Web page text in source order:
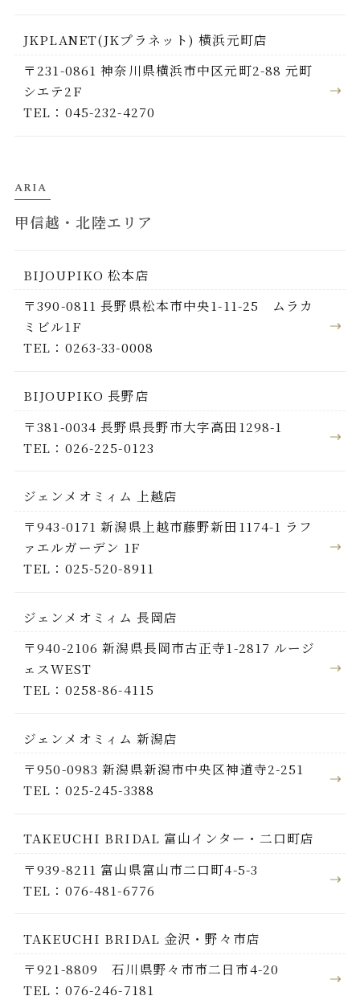
JKPLANET(JKプラネット) 横浜元町店
〒231-0861 神奈川県横浜市中区元町2-88 元町
シエテ2F
TEL：045-232-4270
ARIA
甲信越・北陸エリア
BIJOUPIKO 松本店
〒390-0811 長野県松本市中央1-11-25 ムラカ
ミビル1F
TEL：0263-33-0008
BIJOUPIKO 長野店
〒381-0034 長野県長野市大字高田1298-1
TEL：026-225-0123
ジェンメオミィム 上越店
〒943-0171 新潟県上越市藤野新田1174-1 ラフ
ァエルガーデン 1F
TEL：025-520-8911
ジェンメオミィム 長岡店
〒940-2106 新潟県長岡市古正寺1-2817 ルージ
ェスWEST
TEL：0258-86-4115
ジェンメオミィム 新潟店
〒950-0983 新潟県新潟市中央区神道寺2-251
TEL：025-245-3388
TAKEUCHI BRIDAL 富山インター・二口町店
〒939-8211 富山県富山市二口町4-5-3
TEL：076-481-6776
TAKEUCHI BRIDAL 金沢・野々市店
〒921-8809 石川県野々市市二日市4-20
TEL：076-246-7181